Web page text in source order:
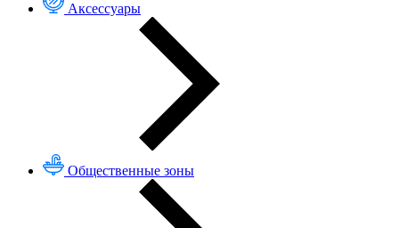
Аксессуары
Общественные зоны